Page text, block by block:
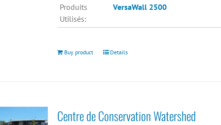
Produits
Utilisés:
VersaWall 2500
Buy product Details
Centre de Conservation Watershed